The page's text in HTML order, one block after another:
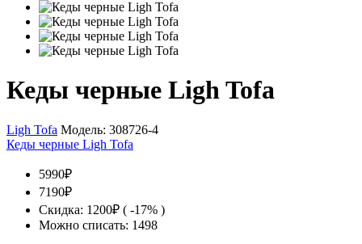
Кеды черные Ligh Tofa
Ligh Tofa Модель: 308726-4
Кеды черные Ligh Tofa
5990₽
7190₽
Скидка: 1200₽ ( -17% )
Можно списать: 1498